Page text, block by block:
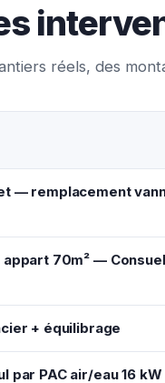
réels, des
— remplacement
appart 70m² — Consuel
+ équilibrage
par PAC air/eau 16 kW